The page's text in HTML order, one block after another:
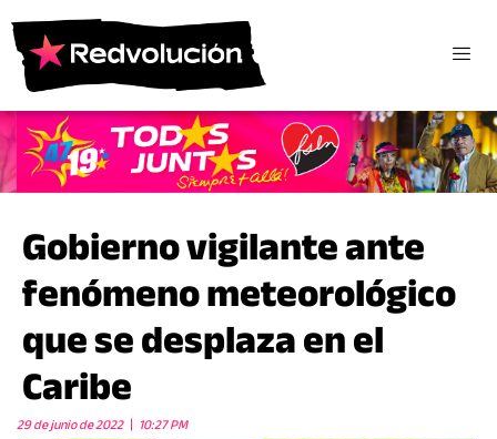
Gobierno vigilante ante
fenómeno meteorológico
que se desplaza en el
Caribe
29 de junio de 2022 10:27 PM